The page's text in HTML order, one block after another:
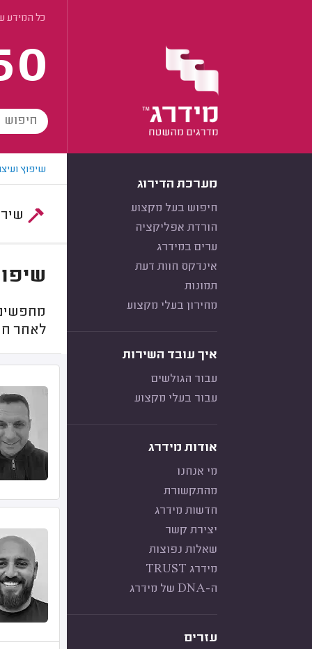
כל המידע
מערכת הדירוג
חיפוש בעל מקצוע
הורדת אפליקציה
ערים במידרג
אינדקס חוות דעת
תמונות
מחירון בעלי מקצוע
איך עובד השירות
עבור הגולשים
עבור בעלי מקצוע
אודות מידרג
מי אנחנו
מהתקשורת
חדשות מידרג
יצירת קשר
שאלות נפוצות
מידרג TRUST
ה-DNA של מידרג
עזרים
שיפוץ
לאחר